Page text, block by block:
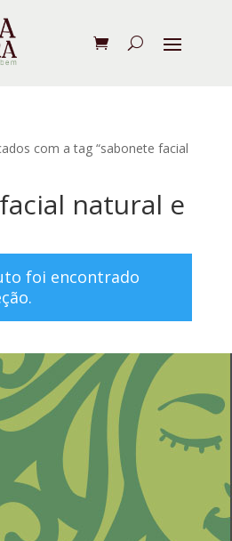
com a tag “sabonete facial
natural e
foi encontrado